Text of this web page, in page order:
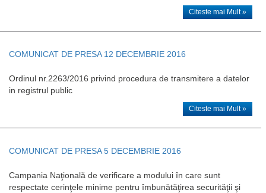
Citeste mai Mult »
COMUNICAT DE PRESA 12 DECEMBRIE 2016
Ordinul nr.2263/2016 privind procedura de transmitere a datelor
in registrul public
Citeste mai Mult »
COMUNICAT DE PRESA 5 DECEMBRIE 2016
Campania Naţională de verificare a modului în care sunt
respectate cerinţele minime pentru îmbunătăţirea securităţii şi